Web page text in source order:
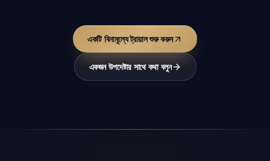
একটি বিনামূল্যে ট্রায়াল শুরু করুন
একজন উপদেষ্টার সাথে কথা বলুন